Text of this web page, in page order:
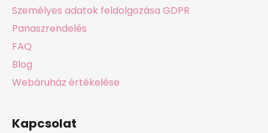
Személyes adatok feldolgozása GDPR
Panaszrendelés
FAQ
Blog
Webáruház értékelése
Kapcsolat